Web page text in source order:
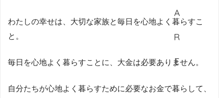
わたしの幸せは、大切な家族と毎日を心地よく暮らすこ
と。
毎日を心地よく暮らすことに、大金は必要ありません。
自分たちが心地よく暮らすために必要なお金で暮らして、